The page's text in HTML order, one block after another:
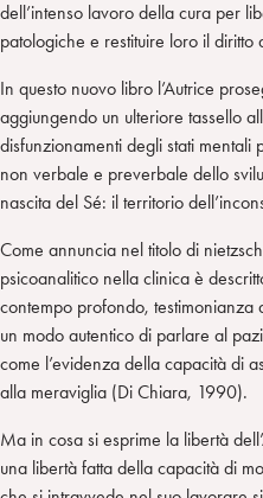
dell’intenso lavoro della cura per
patologiche e restituire loro il diritto
In questo nuovo libro l’Autrice
aggiungendo un ulteriore tassello
disfunzionamenti degli stati mentali
non verbale e preverbale dello
nascita del Sé: il territorio
Come annuncia nel titolo di
psicoanalitico nella clinica è
contempo profondo,
un modo autentico di parlare al
come l’evidenza della capacità di
alla meraviglia (Di Chiara, 1990).
Ma in cosa si esprime la libertà
una libertà fatta della capacità di